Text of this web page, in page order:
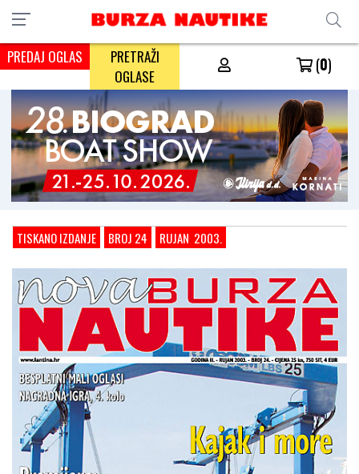
PREDAJ OGLAS
PRETRAŽI
OGLASE
(0)
TISKANO IZDANJE BROJ 24 RUJAN 2003.